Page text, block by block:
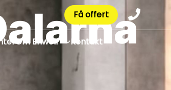
Få offert
Om Enwell Kontakt